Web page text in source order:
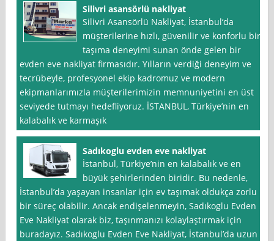
Silivri asansörlü nakliyat
Silivri Asansörlü Nakliyat, İstanbul‘da
müşterilerine hızlı, güvenilir ve konforlu bir
taşıma deneyimi sunan önde gelen bir
evden eve nakliyat firmasıdır. Yılların verdiği deneyim ve
tecrübeyle, profesyonel ekip kadromuz ve modern
ekipmanlarımızla müşterilerimizin memnuniyetini en üst
seviyede tutmayı hedefliyoruz. İSTANBUL, Türkiye’nin en
kalabalık ve karmaşık
Sadıkoglu evden eve nakliyat
İstanbul, Türkiye’nin en kalabalık ve en
büyük şehirlerinden biridir. Bu nedenle,
İstanbul’da yaşayan insanlar için ev taşımak oldukça zorlu
bir süreç olabilir. Ancak endişelenmeyin, Sadıkoglu Evden
Eve Nakliyat olarak biz, taşınmanızı kolaylaştırmak için
buradayız. Sadıkoglu Evden Eve Nakliyat, İstanbul’da uzun